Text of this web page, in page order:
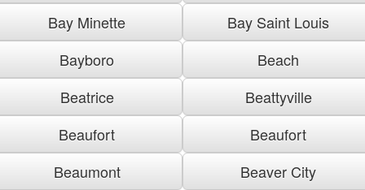
Bay Minette
Bay Saint Louis
Bayboro
Beach
Beatrice
Beattyville
Beaufort
Beaufort
Beaumont
Beaver City